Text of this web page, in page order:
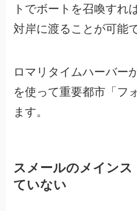
トでボートを召喚すれば
対岸に渡ることが可能
ロマリタイムハーバー
を使って重要都市「フ
ます。
スメールのメイン
ていない